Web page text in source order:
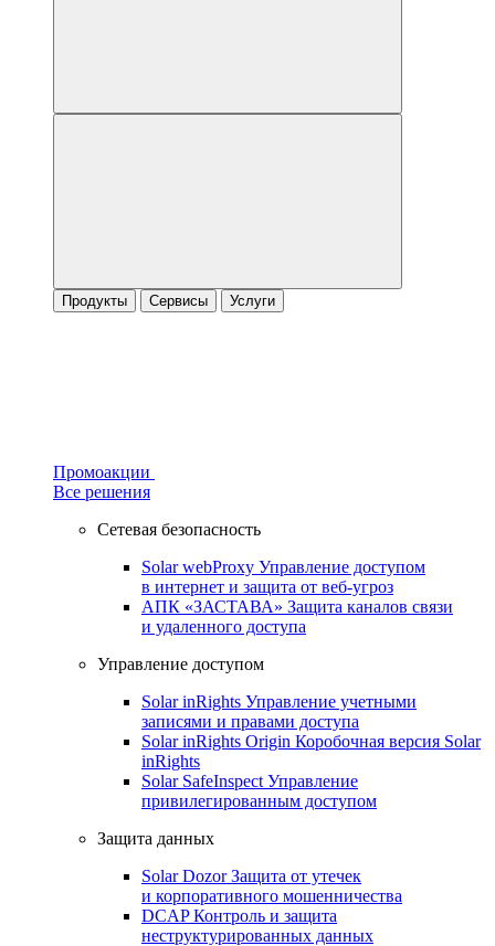
Продукты Сервисы Услуги
Промоакции
Все решения
Сетевая безопасность
Solar webProxy Управление доступом
в интернет и защита от веб-угроз
АПК «ЗАСТАВА» Защита каналов связи
и удаленного доступа
Управление доступом
Solar inRights Управление учетными
записями и правами доступа
Solar inRights Origin Коробочная версия Solar
inRights
Solar SafeInspect Управление
привилегированным доступом
Защита данных
Solar DozorЗащита от утечек
и корпоративного мошенничества
DCAPКонтроль и защита
неструктурированных данных